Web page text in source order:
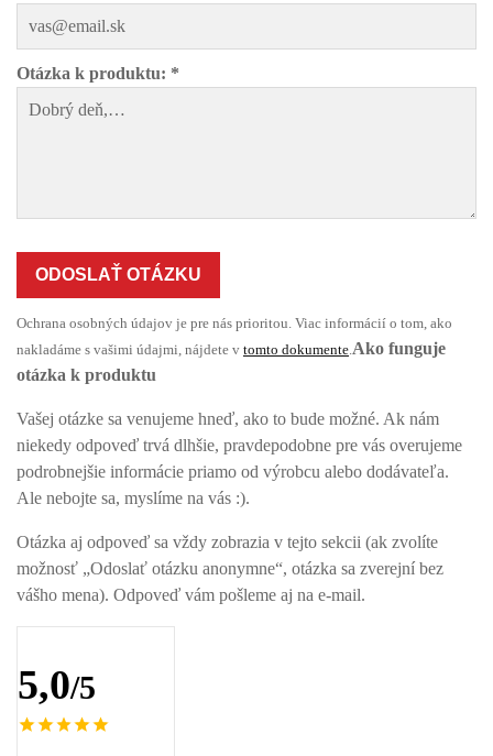
Otázka k produktu: *
ODOSLAŤ OTÁZKU
Ochrana osobných údajov je pre nás prioritou. Viac informácií o tom, ako
nakladáme s vašimi údajmi, nájdete v tomto dokumente.Ako funguje
otázka k produktu
Vašej otázke sa venujeme hneď, ako to bude možné. Ak nám
niekedy odpoveď trvá dlhšie, pravdepodobne pre vás overujeme
podrobnejšie informácie priamo od výrobcu alebo dodávateľa.
Ale nebojte sa, myslíme na vás :).
Otázka aj odpoveď sa vždy zobrazia v tejto sekcii (ak zvolíte
možnosť „Odoslať otázku anonymne“, otázka sa zverejní bez
vášho mena). Odpoveď vám pošleme aj na e-mail.
5,0/5